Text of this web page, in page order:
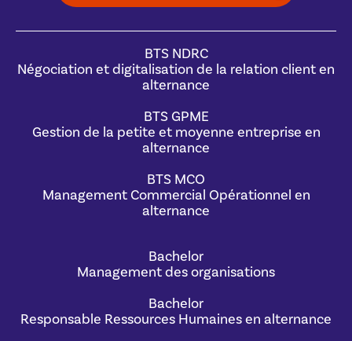
BTS NDRC
Négociation et digitalisation de la relation client en
alternance
BTS GPME
Gestion de la petite et moyenne entreprise en
alternance
BTS MCO
Management Commercial Opérationnel en
alternance
Bachelor
Management des organisations
Bachelor
Responsable Ressources Humaines en alternance